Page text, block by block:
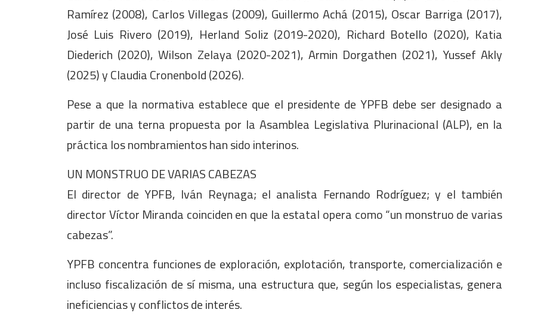
Ramírez (2008), Carlos Villegas (2009), Guillermo Achá (2015), Oscar Barriga (2017),
José Luis Rivero (2019), Herland Soliz (2019-2020), Richard Botello (2020), Katia
Diederich (2020), Wilson Zelaya (2020-2021), Armin Dorgathen (2021), Yussef Akly
(2025) y Claudia Cronenbold (2026).
Pese a que la normativa establece que el presidente de YPFB debe ser designado a
partir de una terna propuesta por la Asamblea Legislativa Plurinacional (ALP), en la
práctica los nombramientos han sido interinos.
UN MONSTRUO DE VARIAS CABEZAS
El director de YPFB, Iván Reynaga; el analista Fernando Rodríguez; y el también
director Víctor Miranda coinciden en que la estatal opera como “un monstruo de varias
cabezas”.
YPFB concentra funciones de exploración, explotación, transporte, comercialización e
incluso fiscalización de sí misma, una estructura que, según los especialistas, genera
ineficiencias y conflictos de interés.